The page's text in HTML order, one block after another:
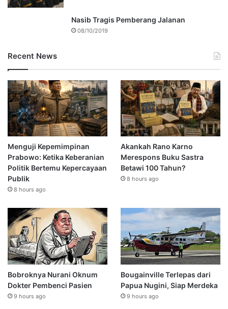
Nasib Tragis Pemberang Jalanan
08/10/2019
Recent News
Menguji Kepemimpinan
Prabowo: Ketika Keberanian
Politik Bertemu Kepercayaan
Publik
8 hours ago
Akankah Rano Karno
Merespons Buku Sastra
Betawi 100 Tahun?
8 hours ago
Bobroknya Nurani Oknum
Dokter Pembenci Pasien
9 hours ago
Bougainville Terlepas dari
Papua Nugini, Siap Merdeka
9 hours ago